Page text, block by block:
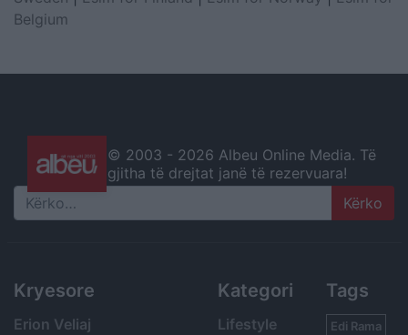
Belgium
© 2003 - 2026 Albeu Online Media. Të
gjitha të drejtat janë të rezervuara!
Search
Kryesore
Erion Veliaj
Kategori
Lifestyle
Tags
Edi Rama